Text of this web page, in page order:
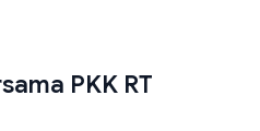
PKK RT